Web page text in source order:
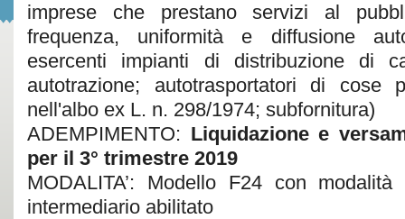
imprese che prestano servizi al
frequenza, uniformità e diffusione
esercenti impianti di distribuzione di
autotrazione; autotrasportatori di cose
nell'albo ex L. n. 298/1974; subfornitura)
ADEMPIMENTO: Liquidazione e
per il 3° trimestre 2019
MODALITA’: Modello F24 con
intermediario abilitato